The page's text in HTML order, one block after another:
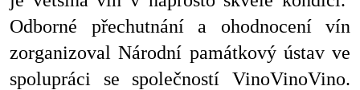
Odborné přechutnání a ohodnocení vín
zorganizoval Národní památkový ústav ve
spolupráci se společností VinoVinoVino.